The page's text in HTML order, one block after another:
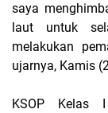
saya
laut untuk
melakukan
ujarnya, Kamis
KSOP Kelas